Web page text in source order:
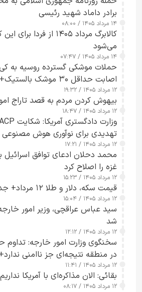
برادر داماد شهید رئیسی
۱۴ مرداد ۱۴۰۵ / ۰۸:۰۰
کالابرگ مرداد ۱۴۰۵ از
می‌شود
۱۴ مرداد ۱۴۰۵ / ۰۷:۴۷
حملات موشکی گسترده روسیه به
اصابت حداقل ۳۰ موشک بالستیک+ ویدیو
۱۲ مرداد ۱۴۰۵ / ۱۹:۳۲
بیهوش کردن مردم به قصد تاراج
۱۲ مرداد ۱۴۰۵ / ۱۸:۴۷
تهدیدی برای نوآوری هوش
۱۲ مرداد ۱۴۰۵ / ۱۷:۲۱
محمد دحلان ادعای توافق اسرائیل
غزه را اصلاح کرد
۱۲ مرداد ۱۴۰۵ / ۱۵:۲۳
قیمت سکه، دلار و طلا ۱۲ مرداد+ جدول
۱۲ مرداد ۱۴۰۵ / ۱۵:۰۴
سید عباس عراقچی، وزیر امور
شد
۱۲ مرداد ۱۴۰۵ / ۱۲:۱۲
سخنگوی وزارت امور خارجه: تداوم
در منطقه نتیجه‌ای جز ناامنی
۱۲ مرداد ۱۴۰۵ / ۱۱:۴۱
بقائی: الان مذاکره‌ای با آمریکا
۱۲ مرداد ۱۴۰۵ / ۰۸:۱۷